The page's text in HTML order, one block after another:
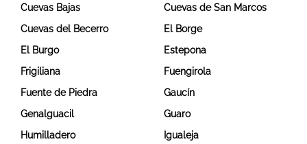
Cuevas Bajas
Cuevas de San Marcos
Cuevas del Becerro
El Borge
El Burgo
Estepona
Frigiliana
Fuengirola
Fuente de Piedra
Gaucín
Genalguacil
Guaro
Humilladero
Igualeja